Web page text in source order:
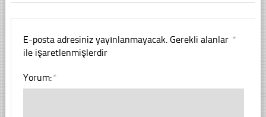
E-posta adresiniz yayınlanmayacak. Gerekli alanlar *
ile işaretlenmişlerdir
Yorum:*